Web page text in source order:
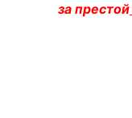
за престой